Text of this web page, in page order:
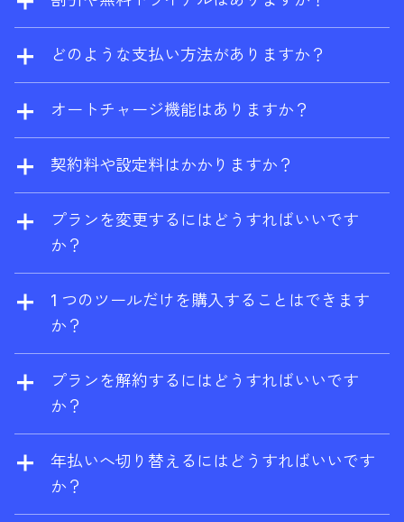
当社では割引を提供しておりません。ただ
し、ウェブサイトの所有者であれば、
およびサイト監査を一定回数まで無料で利用
どのような支払い方法がありますか？
Visa、Mastercard、American Express、
UnionPay がご利用いただけます。エンタープ
にも対応しています。
オートチャージ機能はありますか？
前払いを選択していない場合、追加ユーザー
は自動的に従量課金となります。また、追加
と、消費量がプランの上限を超えた場合に自
動的に課金されます。
契約料や設定料はかかりますか？
契約料や設定料は一切かかりません。いつで
もプランの変更や解約が可能です。
プランを変更するにはどうすればいいです
か？
アカウント設定からいつでもアップグレー
ド、ダウングレードが可能です。アップグレ
ードは直ちに有効となり、ダウングレードお
となります。
1 つのツールだけを購入することはできます
か？
はい、ブランドレーダーはスタンドアロンツ
ールとしてご利用いただけます。ご購入いた
だくと、Ahrefs Free アカウントも同時に取得
プランを解約するにはどうすればいいです
か？
解約はアカウント設定からいつでも可能で
す。解約しても、契約期間が終了するまで
は、そのプランを利用することができます。
年払いへ切り替えるにはどうすればいいです
か？
お手数ですが、サポートチーム